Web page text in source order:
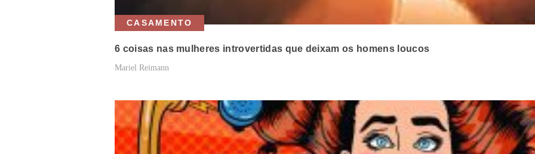
CASAMENTO
6 coisas nas mulheres introvertidas que deixam os homens loucos
Mariel Reimann